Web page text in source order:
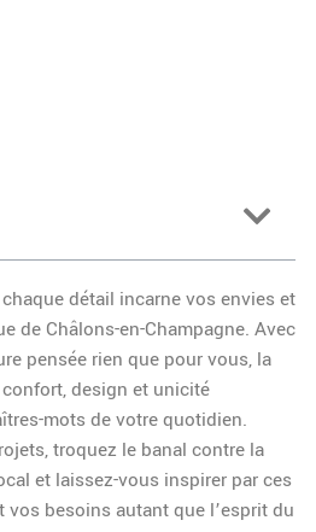
détail incarne vos envies et
de Châlons-en-Champagne. Avec
pensée rien que pour vous, la
design et unicité
mots de votre quotidien.
troquez le banal contre la
et laissez-vous inspirer par ces
besoins autant que l’esprit du